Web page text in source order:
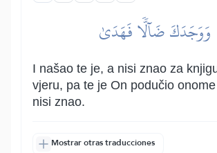
وَوَجَدَكَ ضَآلّٗا فَهَدَىٰ
I našao te je, a nisi znao za
vjeru, pa te je On podučio
nisi znao.
Mostrar otras traducciones